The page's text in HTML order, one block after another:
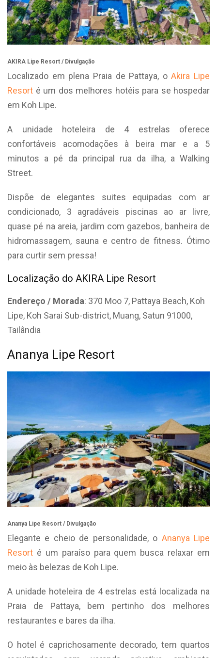
AKIRA Lipe Resort / Divulgação
Localizado em plena Praia de Pattaya, oAkira Lipe
Resort é um dos melhores hotéis para se hospedar
em Koh Lipe.
A unidade hoteleira de 4 estrelas oferece
confortáveis acomodações à beira mar e a 5
minutos a pé da principal rua da ilha, a Walking
Street.
Dispõe de elegantes suites equipadas com ar
condicionado, 3 agradáveis piscinas ao ar livre,
quase pé na areia, jardim com gazebos, banheira de
hidromassagem, sauna e centro de fitness. Ótimo
para curtir sem pressa!
Localização do AKIRA Lipe Resort
Endereço / Morada: 370 Moo 7, Pattaya Beach, Koh
Lipe, Koh Sarai Sub-district, Muang, Satun 91000,
Tailândia
Ananya Lipe Resort
Ananya Lipe Resort / Divulgação
Elegante e cheio de personalidade, o Ananya Lipe
Resort é um paraíso para quem busca relaxar em
meio às belezas de Koh Lipe.
A unidade hoteleira de 4 estrelas está localizada na
Praia de Pattaya, bem pertinho dos melhores
restaurantes e bares da ilha.
O hotel é caprichosamente decorado, tem quartos